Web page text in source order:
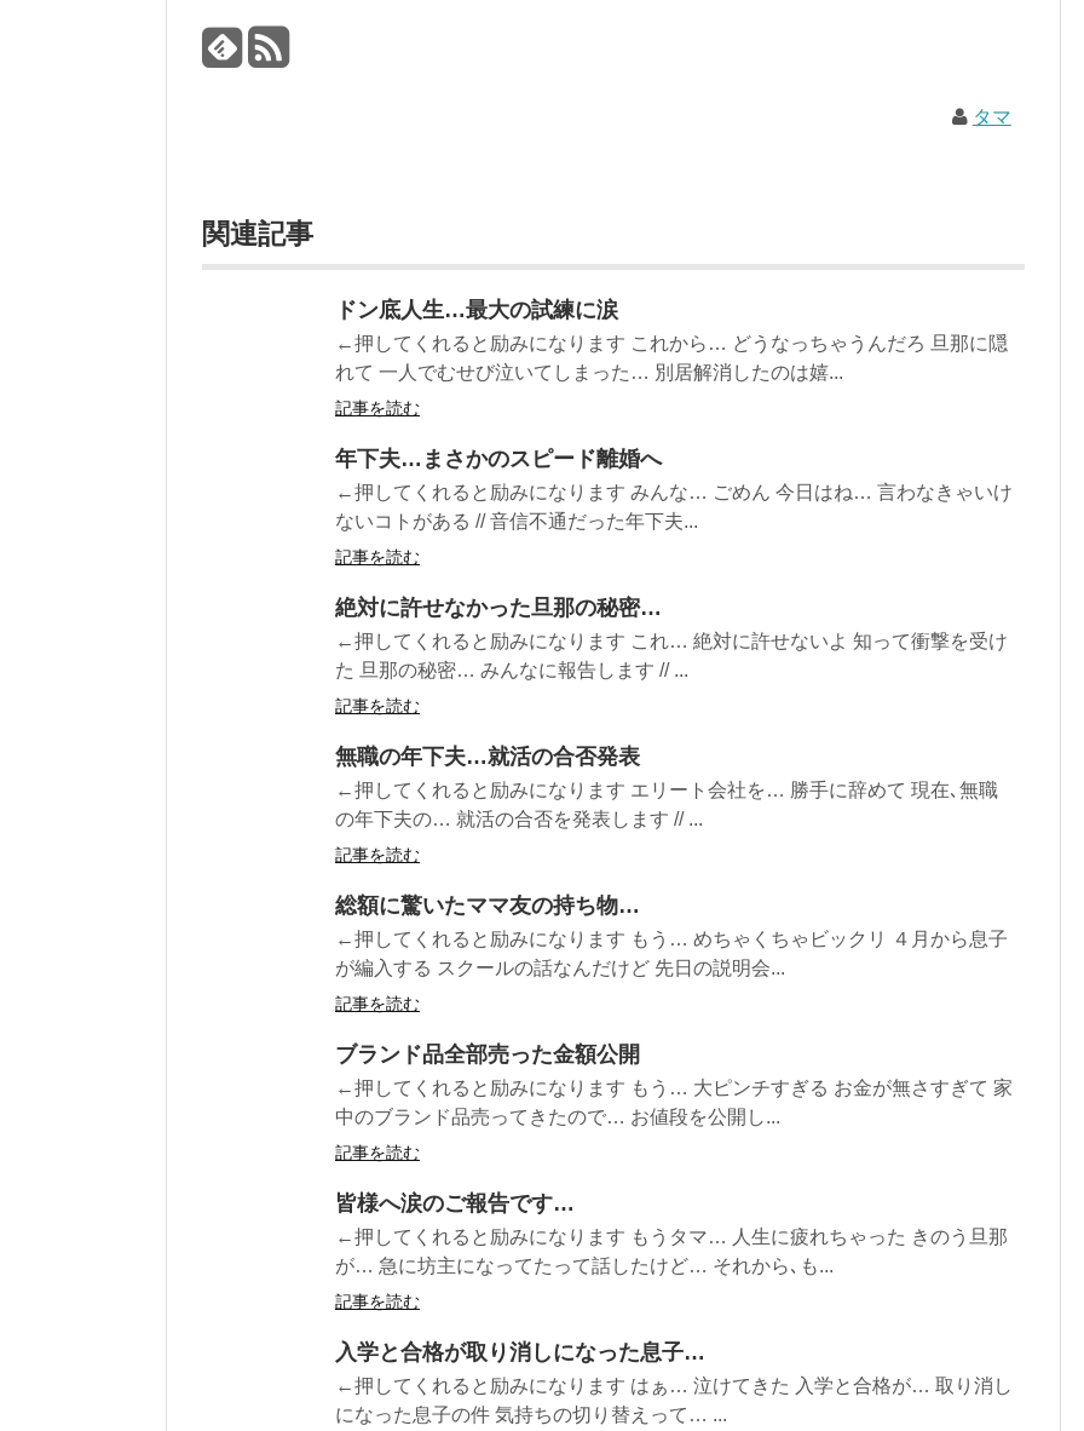
タマ
関連記事
ドン底人生…最大の試練に涙
←押してくれると励みになります これから… どうなっちゃうんだろ 旦那に隠
れて 一人でむせび泣いてしまった… 別居解消したのは嬉...
記事を読む
年下夫…まさかのスピード離婚へ
←押してくれると励みになります みんな… ごめん 今日はね… 言わなきゃいけ
ないコトがある // 音信不通だった年下夫...
記事を読む
絶対に許せなかった旦那の秘密…
←押してくれると励みになります これ… 絶対に許せないよ 知って衝撃を受け
た 旦那の秘密… みんなに報告します // ...
記事を読む
無職の年下夫…就活の合否発表
←押してくれると励みになります エリート会社を… 勝手に辞めて 現在､無職
の年下夫の… 就活の合否を発表します // ...
記事を読む
総額に驚いたママ友の持ち物…
←押してくれると励みになります もう… めちゃくちゃビックリ ４月から息子
が編入する スクールの話なんだけど 先日の説明会...
記事を読む
ブランド品全部売った金額公開
←押してくれると励みになります もう… 大ピンチすぎる お金が無さすぎて 家
中のブランド品売ってきたので… お値段を公開し...
記事を読む
皆様へ涙のご報告です…
←押してくれると励みになります もうタマ… 人生に疲れちゃった きのう旦那
が… 急に坊主になってたって話したけど… それから､も...
記事を読む
入学と合格が取り消しになった息子…
←押してくれると励みになります はぁ… 泣けてきた 入学と合格が… 取り消し
になった息子の件 気持ちの切り替えって… ...